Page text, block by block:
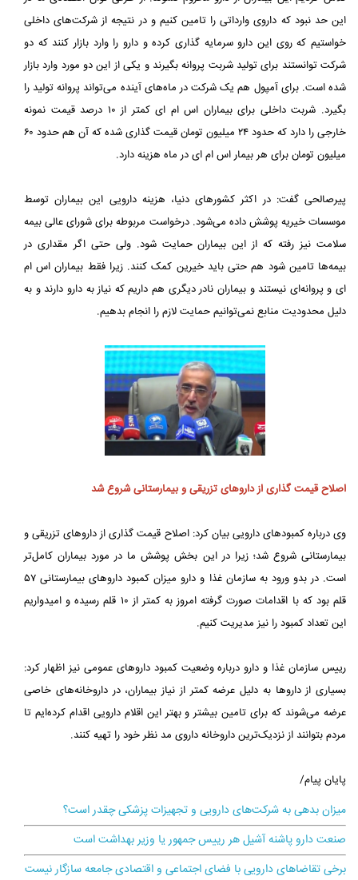
این حد نبود که داروی وارداتی را تامین کنیم و در نتیجه از شرکت‌های داخلی
خواستیم که روی این دارو سرمایه گذاری کرده و دارو را وارد بازار کنند که دو
شرکت توانستند برای تولید شربت پروانه بگیرند و یکی از این دو مورد وارد بازار
شده است. برای آمپول هم یک شرکت در ماه‌های آینده می‌تواند پروانه تولید را
بگیرد. شربت داخلی برای بیماران اس ام ای کمتر از ۱۰ درصد قیمت نمونه
خارجی را دارد که حدود ۲۴ میلیون تومان قیمت گذاری شده که آن هم حدود ۶۰
میلیون تومان برای هر بیمار اس ام ای در ماه هزینه دارد.
پیرصالحی گفت: در اکثر کشورهای دنیا، هزینه دارویی این بیماران توسط
موسسات خیریه پوشش داده می‌شود. درخواست مربوطه برای شورای عالی بیمه
سلامت نیز رفته که از این بیماران حمایت شود. ولی حتی اگر مقداری در
بیمه‌ها تامین شود هم حتی باید خیرین کمک کنند. زیرا فقط بیماران اس ام
ای و پروانه‌ای نیستند و بیماران نادر دیگری هم داریم که نیاز به دارو دارند و به
دلیل محدودیت منابع نمی‌توانیم حمایت لازم را انجام بدهیم.
اصلاح قیمت گذاری از داروهای تزریقی و بیمارستانی شروع شد
وی درباره کمبودهای دارویی بیان کرد: اصلاح قیمت گذاری از داروهای تزریقی و
بیمارستانی شروع شد؛ زیرا در این بخش پوشش ما در مورد بیماران کامل‌تر
است. در بدو ورود به سازمان غذا و دارو میزان کمبود داروهای بیمارستانی ۵۷
قلم بود که با اقدامات صورت گرفته امروز به کمتر از ۱۰ قلم رسیده و امیدواریم
این تعداد کمبود را نیز مدیریت کنیم.
رییس سازمان غذا و دارو درباره وضعیت کمبود داروهای عمومی نیز اظهار کرد:
بسیاری از داروها به دلیل عرضه کمتر از نیاز بیماران، در داروخانه‌های خاصی
عرضه می‌شوند که برای تامین بیشتر و بهتر این اقلام دارویی اقدام کرده‌ایم تا
مردم بتوانند از نزدیک‌ترین داروخانه داروی مد نظر خود را تهیه کنند.
پایان پیام/
میزان بدهی به شرکت‌های دارویی و تجهیزات پزشکی چقدر است؟
صنعت دارو پاشنه آشیل هر رییس جمهور یا وزیر بهداشت است
برخی تقاضاهای دارویی با فضای اجتماعی و اقتصادی جامعه سازگار نیست